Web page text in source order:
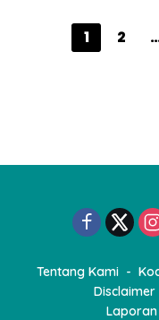
a
1 2
Tentang Kami
Disclaimer